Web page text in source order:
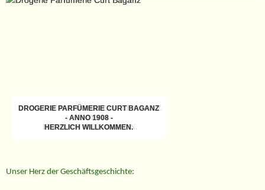
DROGERIE PARFÜMERIE CURT BAGANZ
- ANNO 1908 -
HERZLICH WILLKOMMEN.
DROGERIE PARFÜMERIE CURT BAGANZ
- ANNO 1908 -
HERZLICH WILLKOMMEN.
DROGERIE PARFÜMERIE CURT BAGANZ
- ANNO 1908 -
HERZLICH WILLKOMMEN.
DROGERIE PARFÜMERIE CURT BAGANZ
- ANNO 1908 -
HERZLICH WILLKOMMEN.
Unser Herz der Geschäftsgeschichte: